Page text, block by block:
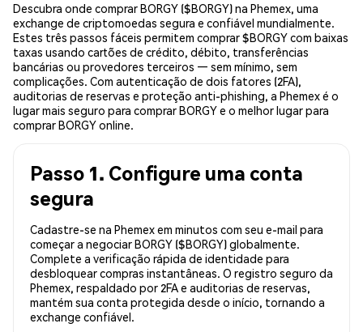
Descubra onde comprar BORGY ($BORGY) na Phemex, uma
exchange de criptomoedas segura e confiável mundialmente.
Estes três passos fáceis permitem comprar $BORGY com baixas
taxas usando cartões de crédito, débito, transferências
bancárias ou provedores terceiros — sem mínimo, sem
complicações. Com autenticação de dois fatores (2FA),
auditorias de reservas e proteção anti-phishing, a Phemex é o
lugar mais seguro para comprar BORGY e o melhor lugar para
comprar BORGY online.
Passo 1. Configure uma conta
segura
Cadastre-se na Phemex em minutos com seu e-mail para
começar a negociar BORGY ($BORGY) globalmente.
Complete a verificação rápida de identidade para
desbloquear compras instantâneas. O registro seguro da
Phemex, respaldado por 2FA e auditorias de reservas,
mantém sua conta protegida desde o início, tornando a
exchange confiável.